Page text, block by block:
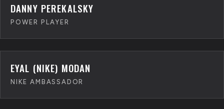
DANNY PEREKALSKY
POWER PLAYER
EYAL (NIKE) MODAN
NIKE AMBASSADOR